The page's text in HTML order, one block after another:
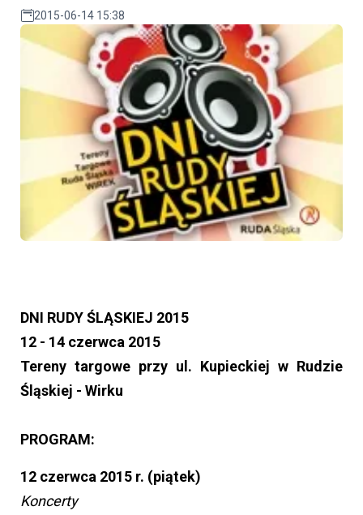
2015-06-14 15:38
DNI RUDY ŚLĄSKIEJ 2015
12 - 14 czerwca 2015
Tereny targowe przy ul. Kupieckiej w Rudzie
Śląskiej - Wirku
PROGRAM:
12 czerwca 2015 r. (piątek)
Koncerty